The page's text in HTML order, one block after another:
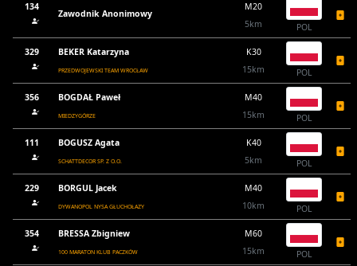
134
Zawodnik Anonimowy
M20
5km
POL
329 BEKER Katarzyna
PRZEDWOJEWSKI TEAM WROCŁAW
K30
15km
POL
356 BOGDAŁ Paweł
MIEDZYGÓRZE
M40
15km
POL
111 BOGUSZ Agata
SCHATTDECOR SP. Z O.O.
K40
5km
POL
229 BORGUL Jacek
DYWANOPOL NYSA GŁUCHOŁAZY
M40
10km
POL
354 BRESSA Zbigniew
100 MARATON KLUB PACZKÓW
M60
15km
POL